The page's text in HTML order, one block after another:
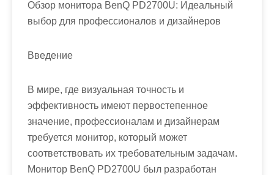
Обзор монитора BenQ PD2700U: Идеальный
выбор для профессионалов и дизайнеров
Введение
В мире, где визуальная точность и
эффективность имеют первостепенное
значение, профессионалам и дизайнерам
требуется монитор, который может
соответствовать их требовательным задачам.
Монитор BenQ PD2700U был разработан